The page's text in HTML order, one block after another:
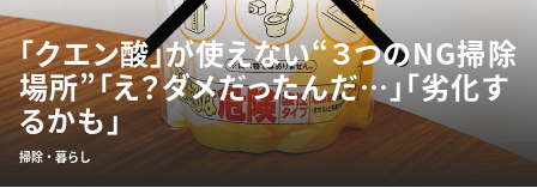
「クエン酸」が使えない“３つのNG掃除
場所”「え？ダメだったんだ…」「劣化す
るかも」
掃除・暮らし